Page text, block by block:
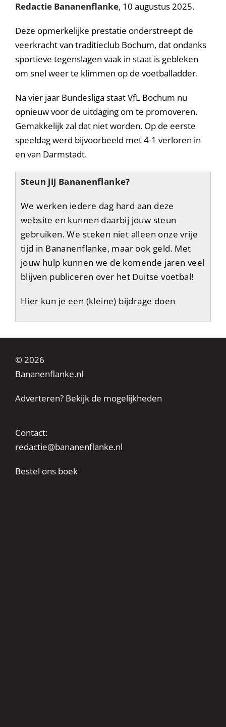
Redactie Bananenflanke, 10 augustus 2025.
Deze opmerkelijke prestatie onderstreept de
veerkracht van traditieclub Bochum, dat ondanks
sportieve tegenslagen vaak in staat is gebleken
om snel weer te klimmen op de voetballadder.
Na vier jaar Bundesliga staat VfL Bochum nu
opnieuw voor de uitdaging om te promoveren.
Gemakkelijk zal dat niet worden. Op de eerste
speeldag werd bijvoorbeeld met 4-1 verloren in
en van Darmstadt.
Steun jij Bananenflanke?
We werken iedere dag hard aan deze
website en kunnen daarbij jouw steun
gebruiken. We steken niet alleen onze vrije
tijd in Bananenflanke, maar ook geld. Met
jouw hulp kunnen we de komende jaren veel
blijven publiceren over het Duitse voetbal!
Hier kun je een (kleine) bijdrage doen
© 2026
Bananenflanke.nl
Adverteren? Bekijk de mogelijkheden
Contact:
redactie@bananenflanke.nl
Bestel ons boek